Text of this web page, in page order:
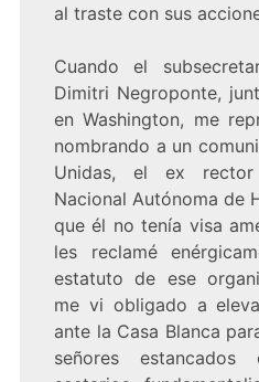
al traste con sus
Cuando el
Dimitri Negroponte,
en Washington, me
nombrando a un
Unidas, el ex
Nacional Autónoma de
que él no tenía visa
les reclamé
estatuto de ese
me vi obligado a
ante la Casa Blanca
señores